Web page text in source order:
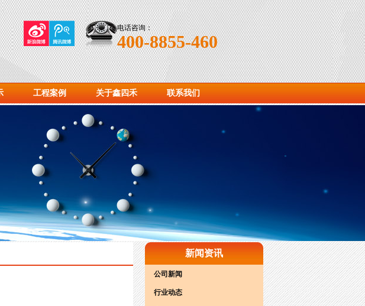
电话咨询：
400-8855-460
工程案例 关于鑫四禾 联系我们
新闻资讯
公司新闻
行业动态